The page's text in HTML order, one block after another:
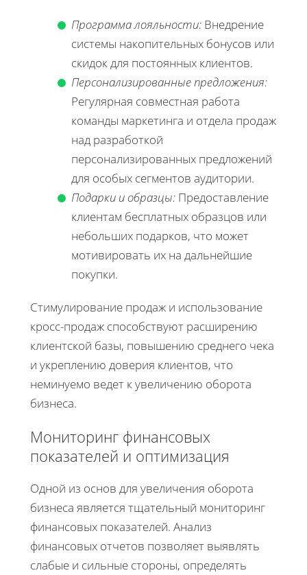
Программа лояльности: Внедрение
системы накопительных бонусов или
скидок для постоянных клиентов.
Персонализированные предложения:
Регулярная совместная работа
команды маркетинга и отдела продаж
над разработкой
персонализированных предложений
для особых сегментов аудитории.
Подарки и образцы: Предоставление
клиентам бесплатных образцов или
небольших подарков, что может
мотивировать их на дальнейшие
покупки.
Стимулирование продаж и использование
кросс-продаж способствуют расширению
клиентской базы, повышению среднего чека
и укреплению доверия клиентов, что
неминуемо ведет к увеличению оборота
бизнеса.
Мониторинг финансовых
показателей и оптимизация
Одной из основ для увеличения оборота
бизнеса является тщательный мониторинг
финансовых показателей. Анализ
финансовых отчетов позволяет выявлять
слабые и сильные стороны, определять